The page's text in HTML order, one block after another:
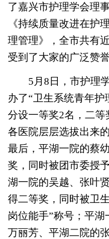
了嘉兴市护理学会理
《持续质量改进在护
理管理》，全市共有
受到了大家的广泛赞誉
5月8日，市护理学
办了“卫生系统青年
分设一等奖2名，二
各医院层层选拔出来
最后，平湖一院的蔡
奖，同时被团市委授
湖一院的吴越、张叶
得二等奖，同时被卫
岗位能手”称号；平
万丽芳、平湖二院的